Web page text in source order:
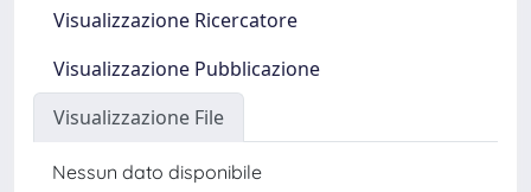
Visualizzazione Ricercatore
Visualizzazione Pubblicazione
Visualizzazione File
Nessun dato disponibile